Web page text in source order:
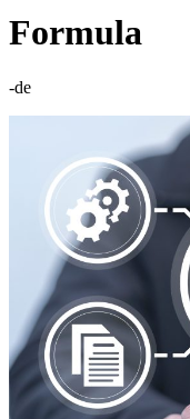
Formula
-de